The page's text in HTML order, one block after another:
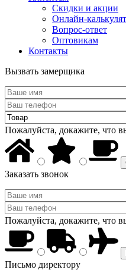
Скидки и акции
Онлайн-
Вопрос-ответ
Оптовикам
Контакты
Вызвать замерщика
Пожалуйста, докажите, что
Заказать звонок
Пожалуйста, докажите, что
Письмо директору